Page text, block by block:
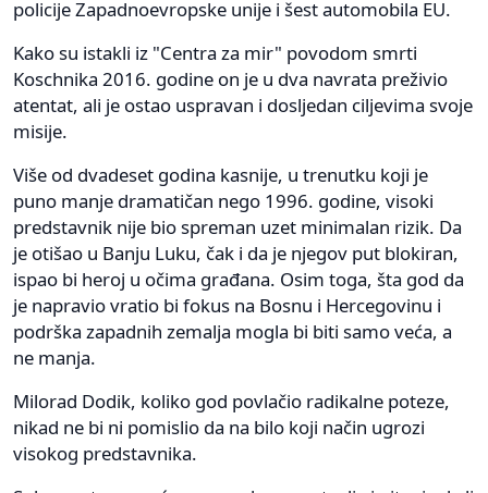
policije Zapadnoevropske unije i šest automobila EU.
Kako su istakli iz "Centra za mir" povodom smrti
Koschnika 2016. godine on je u dva navrata preživio
atentat, ali je ostao uspravan i dosljedan ciljevima svoje
misije.
Više od dvadeset godina kasnije, u trenutku koji je
puno manje dramatičan nego 1996. godine, visoki
predstavnik nije bio spreman uzet minimalan rizik. Da
je otišao u Banju Luku, čak i da je njegov put blokiran,
ispao bi heroj u očima građana. Osim toga, šta god da
je napravio vratio bi fokus na Bosnu i Hercegovinu i
podrška zapadnih zemalja mogla bi biti samo veća, a
ne manja.
Milorad Dodik, koliko god povlačio radikalne poteze,
nikad ne bi ni pomislio da na bilo koji način ugrozi
visokog predstavnika.